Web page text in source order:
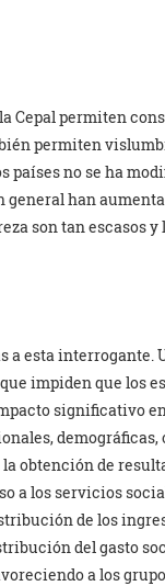
Cepal permiten
permiten
países no se ha
han
son tan escasos
a esta interrogante.
impiden que los
significativo
obtención de
a los servicios
de los
del gasto
a los